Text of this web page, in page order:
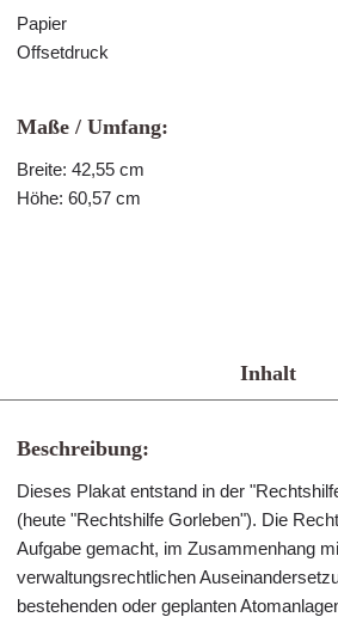
Papier
Offsetdruck
Maße / Umfang:
Breite: 42,55 cm
Höhe: 60,57 cm
Inhalt
Beschreibung:
Dieses Plakat entstand in der
(heute "Rechtshilfe Gorleben"). Die
Aufgabe gemacht, im Zusammenhang
verwaltungsrechtlichen
bestehenden oder geplanten